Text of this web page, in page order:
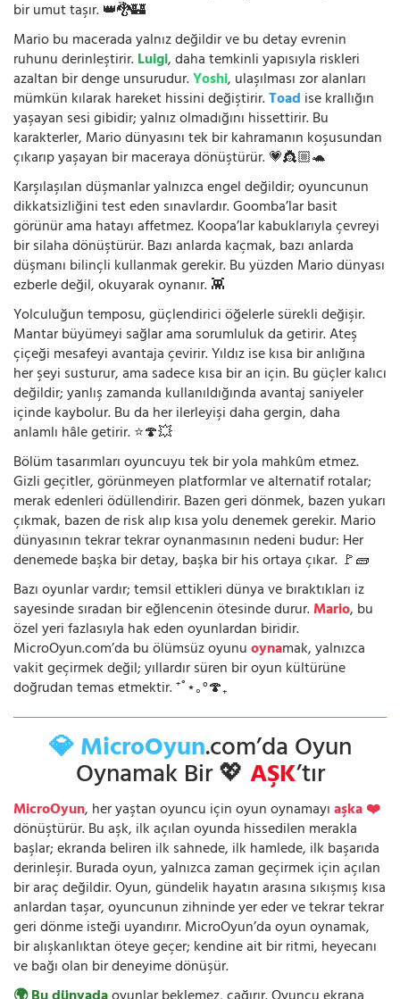
bir umut taşır. 👑🐉🏰
Mario bu macerada yalnız değildir ve bu detay evrenin
ruhunu derinleştirir.Luigi, daha temkinli yapısıyla riskleri
azaltan bir denge unsurudur.Yoshi, ulaşılması zor alanları
mümkün kılarak hareket hissini değiştirir.Toad ise krallığın
yaşayan sesi gibidir; yalnız olmadığını hissettirir. Bu
karakterler, Mario dünyasını tek bir kahramanın koşusundan
çıkarıp yaşayan bir maceraya dönüştürür. 💗👸🏼🐢
Karşılaşılan düşmanlar yalnızca engel değildir; oyuncunun
dikkatsizliğini test eden sınavlardır. Goomba’lar basit
görünür ama hatayı affetmez. Koopa’lar kabuklarıyla çevreyi
bir silaha dönüştürür. Bazı anlarda kaçmak, bazı anlarda
düşmanı bilinçli kullanmak gerekir. Bu yüzden Mario dünyası
ezberle değil, okuyarak oynanır. 👾
Yolculuğun temposu, güçlendirici öğelerle sürekli değişir.
Mantar büyümeyi sağlar ama sorumluluk da getirir. Ateş
çiçeği mesafeyi avantaja çevirir. Yıldız ise kısa bir anlığına
her şeyi susturur, ama sadece kısa bir an için. Bu güçler kalıcı
değildir; yanlış zamanda kullanıldığında avantaj saniyeler
içinde kaybolur. Bu da her ilerleyişi daha gergin, daha
anlamlı hâle getirir. ⭐🍄💥
Bölüm tasarımları oyuncuyu tek bir yola mahkûm etmez.
Gizli geçitler, görünmeyen platformlar ve alternatif rotalar;
merak edenleri ödüllendirir. Bazen geri dönmek, bazen yukarı
çıkmak, bazen de risk alıp kısa yolu denemek gerekir. Mario
dünyasının tekrar tekrar oynanmasının nedeni budur: Her
denemede başka bir detay, başka bir his ortaya çıkar. 🚩🧱
Bazı oyunlar vardır; temsil ettikleri dünya ve bıraktıkları iz
sayesinde sıradan bir eğlencenin ötesinde durur.Mario, bu
özel yeri fazlasıyla hak eden oyunlardan biridir.
MicroOyun.com’da bu ölümsüz oyunuoynamak, yalnızca
vakit geçirmek değil; yıllardır süren bir oyun kültürüne
doğrudan temas etmektir. ⁺˚⋆｡°🍄₊
💎 MicroOyun.com’da Oyun
Oynamak Bir 💖AŞK’tır
MicroOyun, her yaştan oyuncu için oyun oynamayıaşka ❤️
dönüştürür. Bu aşk, ilk açılan oyunda hissedilen merakla
başlar; ekranda beliren ilk sahnede, ilk hamlede, ilk başarıda
derinleşir. Burada oyun, yalnızca zaman geçirmek için açılan
bir araç değildir. Oyun, gündelik hayatın arasına sıkışmış kısa
anlardan taşar, oyuncunun zihninde yer eder ve tekrar tekrar
geri dönme isteği uyandırır. MicroOyun’da oyun oynamak,
bir alışkanlıktan öteye geçer; kendine ait bir ritmi, heyecanı
ve bağı olan bir deneyime dönüşür.